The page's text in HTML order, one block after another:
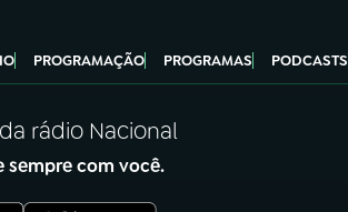
PROGRAMAÇÃO PROGRAMAS PODCASTS
rádio Nacional
sempre com você.